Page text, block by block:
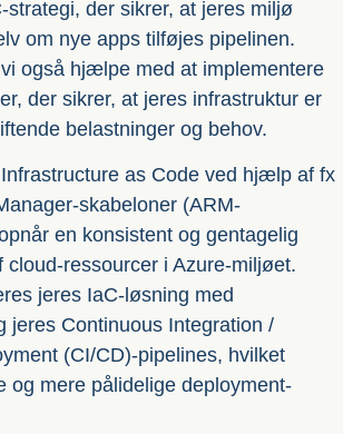
der sikrer, at jeres miljø
om nye apps tilføjes pipelinen.
også hjælpe med at implementere
der sikrer, at jeres infrastruktur er
belastninger og behov.
as Code ved hjælp af fx
skabeloner (ARM-
en konsistent og gentagelig
cloud-ressourcer i Azure-miljøet.
jeres IaC-løsning med
jeres Continuous Integration /
(CI/CD)-pipelines, hvilket
og mere pålidelige deployment-